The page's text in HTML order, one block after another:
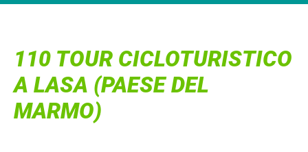
110 TOUR CICLOTURISTICO
A LASA (PAESE DEL
MARMO)